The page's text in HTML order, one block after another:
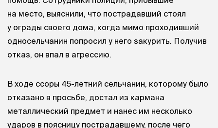
на место, выяснили, что пострадавший стоял
у ограды своего дома, когда мимо проходивший
односельчанин попросил у него закурить. Получив
отказ, он впал в агрессию.
В ходе ссоры 45-летний сельчанин, которому было
отказано в просьбе, достал из кармана
металлический предмет и нанес им несколько
ударов в поясницу пострадавшему, после чего